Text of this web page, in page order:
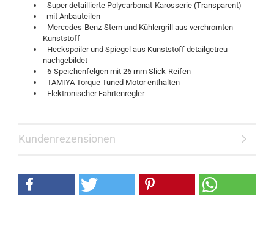
- Super detaillierte Polycarbonat-Karosserie (Transparent)
mit Anbauteilen
- Mercedes-Benz-Stern und Kühlergrill aus verchromten
Kunststoff
- Heckspoiler und Spiegel aus Kunststoff detailgetreu
nachgebildet
- 6-Speichenfelgen mit 26 mm Slick-Reifen
- TAMIYA Torque Tuned Motor enthalten
- Elektronischer Fahrtenregler
Kundenrezensionen